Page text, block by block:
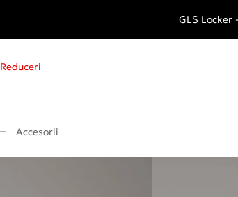
Livrare
GLS Locker
Reduceri
Accesorii